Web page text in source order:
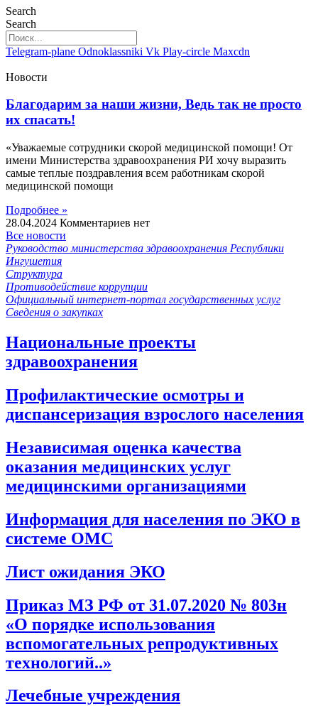
Search
Search
Telegram-plane Odnoklassniki Vk Play-circle Maxcdn
Новости
Благодарим за наши жизни, Ведь так не просто
их спасать!
«Уважаемые сотрудники скорой медицинской помощи! От
имени Министерства здравоохранения РИ хочу выразить
самые теплые поздравления всем работникам скорой
медицинской помощи
Подробнее »
28.04.2024 Комментариев нет
Все новости
Руководство министерства здравоохранения Республики
Ингушетия
Структура
Противодействие коррупции
Официальный интернет-портал государственных услуг
Сведения о закупках
Национальные проекты
здравоохранения
Профилактические осмотры и
диспансеризация взрослого населения
Независимая оценка качества
оказания медицинских услуг
медицинскими организациями
Информация для населения по ЭКО в
системе ОМС
Лист ожидания ЭКО
Приказ МЗ РФ от 31.07.2020 № 803н
«О порядке использования
вспомогательных репродуктивных
технологий..»
Лечебные учреждения